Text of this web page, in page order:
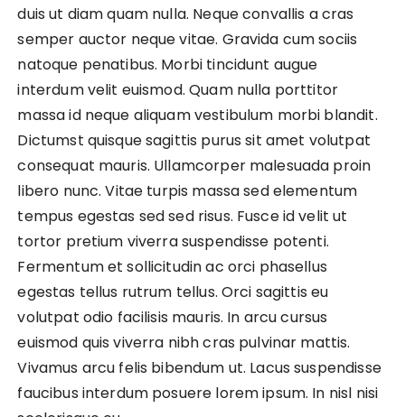
duis ut diam quam nulla. Neque convallis a cras
semper auctor neque vitae. Gravida cum sociis
natoque penatibus. Morbi tincidunt augue
interdum velit euismod. Quam nulla porttitor
massa id neque aliquam vestibulum morbi blandit.
Dictumst quisque sagittis purus sit amet volutpat
consequat mauris. Ullamcorper malesuada proin
libero nunc. Vitae turpis massa sed elementum
tempus egestas sed sed risus. Fusce id velit ut
tortor pretium viverra suspendisse potenti.
Fermentum et sollicitudin ac orci phasellus
egestas tellus rutrum tellus. Orci sagittis eu
volutpat odio facilisis mauris. In arcu cursus
euismod quis viverra nibh cras pulvinar mattis.
Vivamus arcu felis bibendum ut. Lacus suspendisse
faucibus interdum posuere lorem ipsum. In nisl nisi